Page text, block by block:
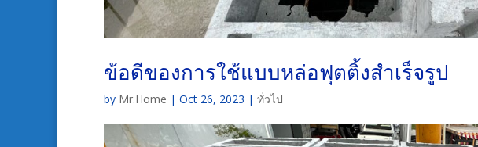
ข้อดีของการใช้แบบหล่อฟุตติ้งสำเร็จรูป
by Mr.Home | Oct 26, 2023 | ทั่วไป